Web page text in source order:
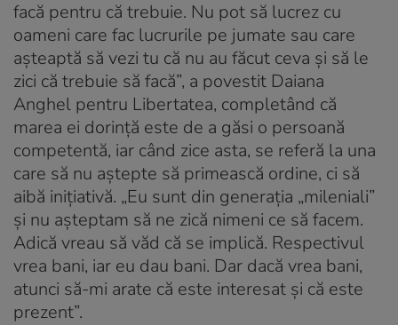
facă pentru că trebuie. Nu pot să lucrez cu
oameni care fac lucrurile pe jumate sau care
așteaptă să vezi tu că nu au făcut ceva și să le
zici că trebuie să facă”, a povestit Daiana
Anghel pentru Libertatea, completând că
marea ei dorință este de a găsi o persoană
competentă, iar când zice asta, se referă la una
care să nu aștepte să primească ordine, ci să
aibă inițiativă. „Eu sunt din generația „mileniali”
și nu așteptam să ne zică nimeni ce să facem.
Adică vreau să văd că se implică. Respectivul
vrea bani, iar eu dau bani. Dar dacă vrea bani,
atunci să-mi arate că este interesat și că este
prezent”.